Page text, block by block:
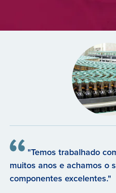
"Temos trabalhado
muitos anos e achamos o
componentes excelentes."